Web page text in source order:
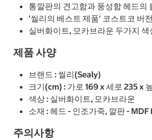
통깔판의 견고함과 풍성함 헤드의
'씰리의 베스트 제품' 코스트코 버
실버화이트, 모카브라운 두가지
제품 사양
브랜드 : 씰리(Sealy)
크기(cm) : 가로 169 x 세로 235 x
색상 : 실버화이트, 모카브라운
소재 : 헤드 - 인조가죽, 깔판 - MDF
주의사항